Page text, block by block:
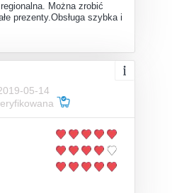
Można zrobić
prezenty.Obsługa szybka i
05-14